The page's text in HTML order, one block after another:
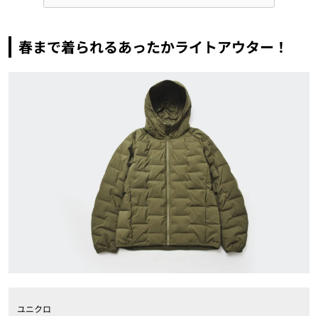
春まで着られるあったかライトアウター！
ユニクロ